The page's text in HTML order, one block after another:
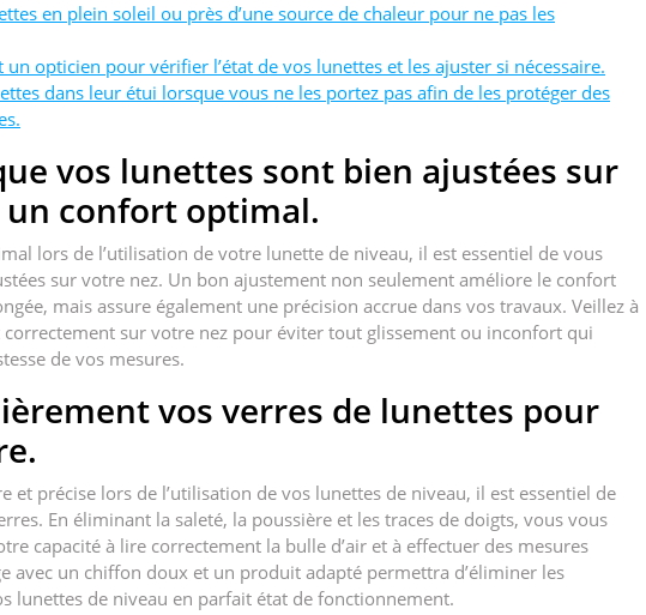
en plein soleil ou près d’une source de chaleur pour ne pas les
opticien pour vérifier l’état de vos lunettes et les ajuster si nécessaire.
dans leur étui lorsque vous ne les portez pas afin de les protéger des
vos lunettes sont bien ajustées sur
confort optimal.
lors de l’utilisation de votre lunette de niveau, il est essentiel de vous
sur votre nez. Un bon ajustement non seulement améliore le confort
mais assure également une précision accrue dans vos travaux. Veillez à
correctement sur votre nez pour éviter tout glissement ou inconfort qui
de vos mesures.
vos verres de lunettes pour
et précise lors de l’utilisation de vos lunettes de niveau, il est essentiel de
En éliminant la saleté, la poussière et les traces de doigts, vous vous
capacité à lire correctement la bulle d’air et à effectuer des mesures
avec un chiffon doux et un produit adapté permettra d’éliminer les
lunettes de niveau en parfait état de fonctionnement.